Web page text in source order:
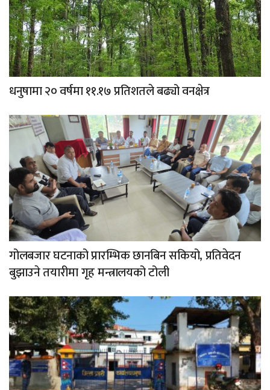
धनुषामा २० वर्षमा ११.१७ प्रतिशतले बढ्यो वनक्षेत्र
गोलबजार घटनाको प्रारम्भिक छानबिन सकियो, प्रतिवेदन
बुझाउने तयारीमा गृह मन्त्रालयको टोली